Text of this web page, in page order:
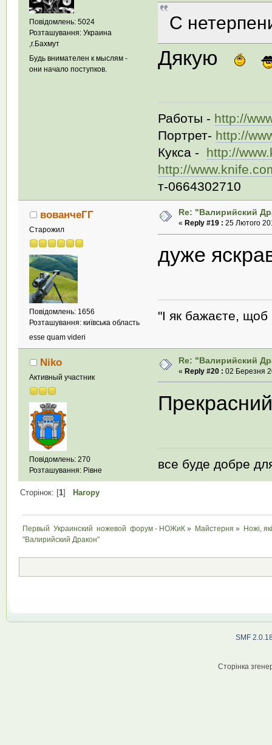
Повідомлень: 5024
Розташування: Украина
,г.Бахмут
Будь внимателен к мыслям -
они начало поступков.
С
Дякую
Работы - http://
Портрет- http://
Кукса - http://
http://
т-0664302710
вованчеГГ
Старожил
Повідомлень: 1656
Розташування: київська область
esse quam videri
Re: "Валирийский
« Reply #19 : 25 Лютого
дуже
"І як бажаєте, щоб
Niko
Активный участник
Повідомлень: 270
Розташування: Рівне
Re: "Валирийский
« Reply #20 : 02 Березня
Прекрасний
все буде добре
Сторінок: [1] Нагору
Первый  Украинский  ножевой  форум - НОЖиК » Майстерня »
Ножі,
"Валирийский Дракон"
SMF
Сторінка